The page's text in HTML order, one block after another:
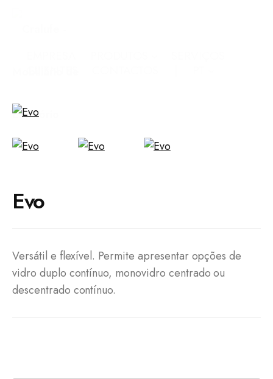
Evo
Versátil e flexível. Permite apresentar opções de
vidro duplo contínuo, monovidro centrado ou
descentrado contínuo.